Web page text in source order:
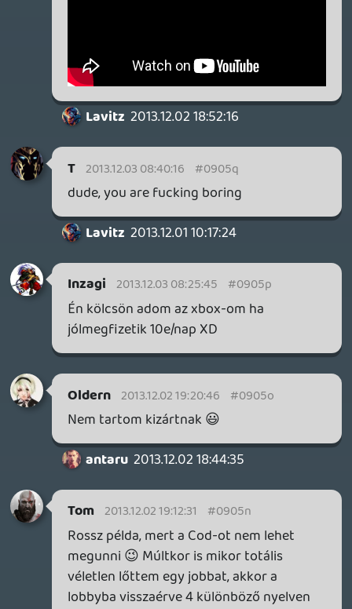
példára a válasz a gamer365 tesztírás
eddig egyedinek számító KÜLÖNvélemény
c részénél. Olvasd csak el érdemes mit írt
liquid: 'A kampányt a szó legszorosabb
értelmében végigásítoztam" ebből szted
jól. Tehát ezért kéne ezeknél a nagy
sorozatoknál vagy egyes játékstílusoknál
mindig új legyen egy teszt, attól lesz
izgalmas az adja meg az ízét! A
tesztíráshoz is kell egyfajta hangulat,
fantázia, kreativitás. Ez mindegyik
mutatkozik meg ha egy olyan játékot
kaptak ami újdonságként hat rájuk vagy
nem ők szokták tesztelni. Lásd mackó Cod.
Na remélem már érted. 🙂
antaru
Oldern legutóbbi Batman tesztje
semmilyen személyes szarságot sem
tartalmazott, teljesen jó volt.
A több éves Enslaved tesztnél -
hogy Oldie nagy Saiyuuki rajongó. De
őszintén szólva nem emlékszem már jól
arra az írásra.
PsyZed 2013.12.02 16:49:49
antaru 2013.12.02 18:36:52 #0905j